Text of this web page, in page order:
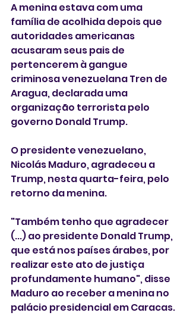
A menina estava com uma
família de acolhida depois que
autoridades americanas
acusaram seus pais de
pertencerem à gangue
criminosa venezuelana Tren de
Aragua, declarada uma
organização terrorista pelo
governo Donald Trump.
O presidente venezuelano,
Nicolás Maduro, agradeceu a
Trump, nesta quarta-feira, pelo
retorno da menina.
"Também tenho que agradecer
(...) ao presidente Donald Trump,
que está nos países árabes, por
realizar este ato de justiça
profundamente humano", disse
Maduro ao receber a menina no
palácio presidencial em Caracas.